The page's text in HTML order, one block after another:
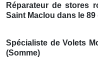
Réparateur de stores
Saint Maclou dans le 89
Spécialiste de Volets
(Somme)